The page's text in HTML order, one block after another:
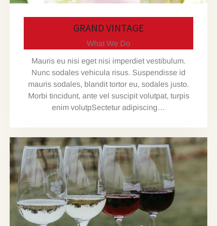
GRAND VINTAGE
What We Do
Mauris eu nisi eget nisi imperdiet vestibulum.
Nunc sodales vehicula risus. Suspendisse id
mauris sodales, blandit tortor eu, sodales justo.
Morbi tincidunt, ante vel suscipit volutpat, turpis
enim volutpSectetur adipiscing…